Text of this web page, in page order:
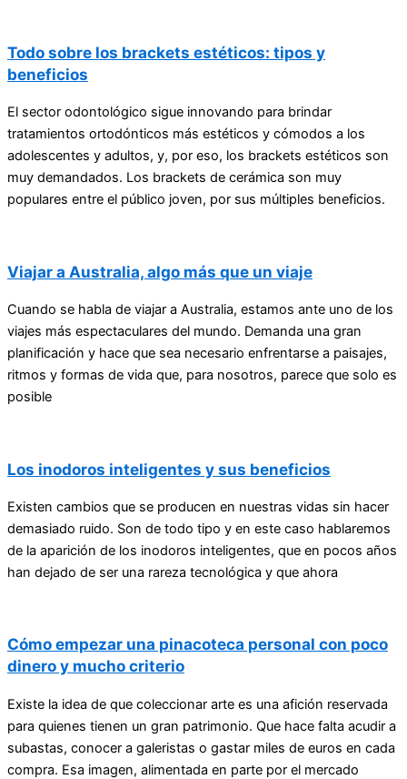
Todo sobre los brackets estéticos: tipos y
beneficios
El sector odontológico sigue innovando para brindar
tratamientos ortodónticos más estéticos y cómodos a los
adolescentes y adultos, y, por eso, los brackets estéticos son
muy demandados. Los brackets de cerámica son muy
populares entre el público joven, por sus múltiples beneficios.
Viajar a Australia, algo más que un viaje
Cuando se habla de viajar a Australia, estamos ante uno de los
viajes más espectaculares del mundo. Demanda una gran
planificación y hace que sea necesario enfrentarse a paisajes,
ritmos y formas de vida que, para nosotros, parece que solo es
posible
Los inodoros inteligentes y sus beneficios
Existen cambios que se producen en nuestras vidas sin hacer
demasiado ruido. Son de todo tipo y en este caso hablaremos
de la aparición de los inodoros inteligentes, que en pocos años
han dejado de ser una rareza tecnológica y que ahora
Cómo empezar una pinacoteca personal con poco
dinero y mucho criterio
Existe la idea de que coleccionar arte es una afición reservada
para quienes tienen un gran patrimonio. Que hace falta acudir a
subastas, conocer a galeristas o gastar miles de euros en cada
compra. Esa imagen, alimentada en parte por el mercado